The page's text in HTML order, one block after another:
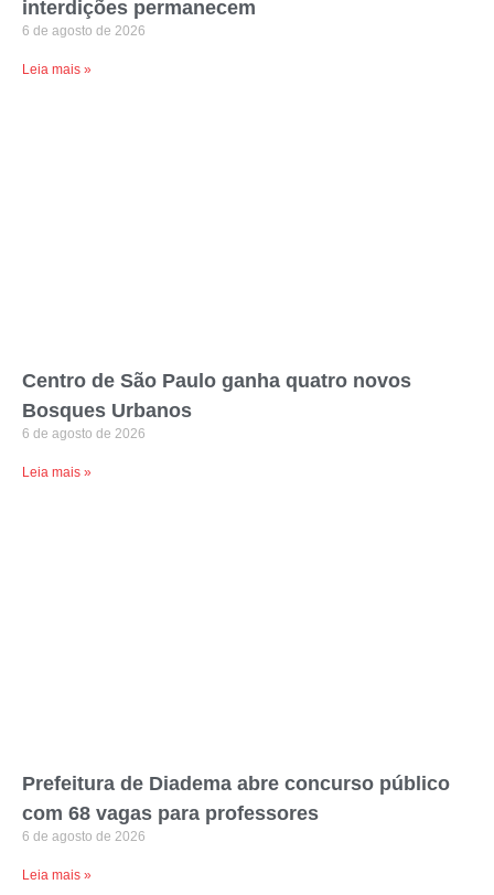
interdições permanecem
6 de agosto de 2026
Leia mais »
Centro de São Paulo ganha quatro novos
Bosques Urbanos
6 de agosto de 2026
Leia mais »
Prefeitura de Diadema abre concurso público
com 68 vagas para professores
6 de agosto de 2026
Leia mais »